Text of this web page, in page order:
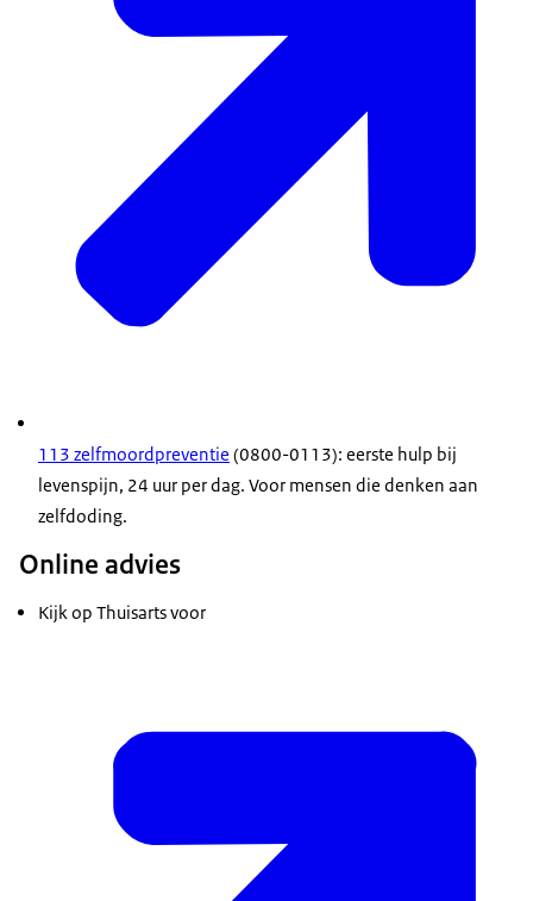
113 zelfmoordpreventie (0800-0113): eerste hulp bij
levenspijn, 24 uur per dag. Voor mensen die denken aan
zelfdoding.
Online advies
Kijk op Thuisarts voor